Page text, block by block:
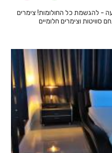
- להגשמת כל החולומות! צימרים
סוויטות וצימרים חלומיים